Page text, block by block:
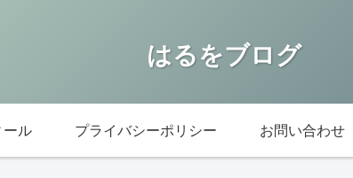
はるをブログ
ール プライバシーポリシー お問い合わせ